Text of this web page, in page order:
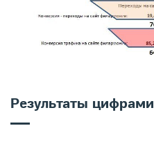
Результаты цифрами